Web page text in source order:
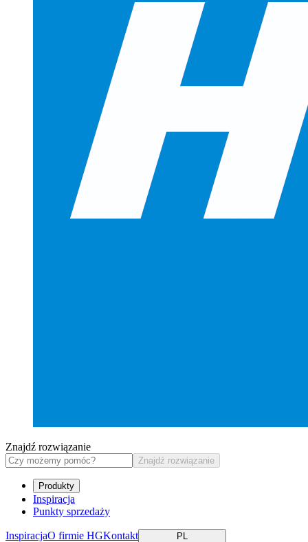
Znajdź rozwiązanie
Znajdź rozwiązanie
Produkty
Inspiracja
Punkty sprzedaży
InspiracjaO firmie HGKontakt PL